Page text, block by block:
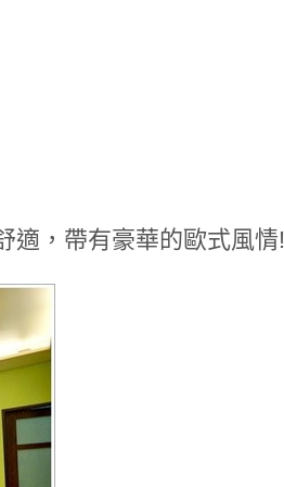
適，帶有豪華的歐式風情!